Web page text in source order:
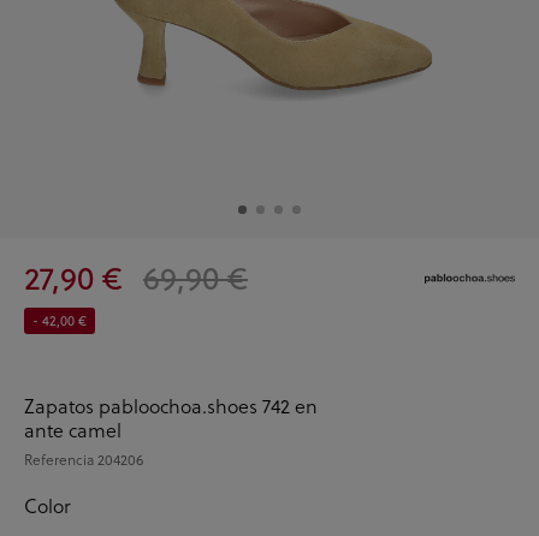
27,90 € 69,90 €
- 42,00 €
Zapatos pabloochoa.shoes 742 en
ante camel
Referencia204206
Color